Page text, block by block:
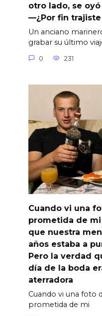
otro lado, se
—¿Por fin trajiste
Un anciano
grabar su último
0 231
Cuando vi una
prometida de
que nuestra
años estaba a
Pero la verdad
día de la boda
aterradora
Cuando vi una foto
prometida de mi